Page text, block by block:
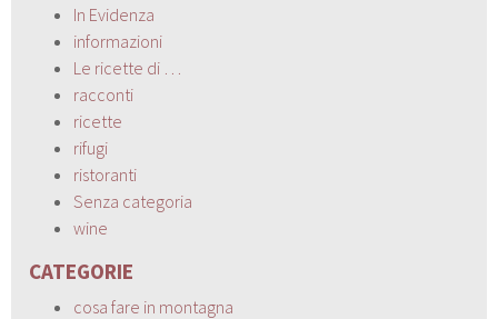
In Evidenza
informazioni
Le ricette di …
racconti
ricette
rifugi
ristoranti
Senza categoria
wine
CATEGORIE
cosa fare in montagna